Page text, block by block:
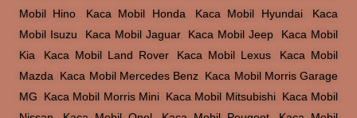
Mobil Hino
Kaca Mobil Honda Kaca Mobil Hyundai, Kaca
Mobil Isuzu
Kaca Mobil Jaguar, Kaca Mobil Jeep
Kaca Mobil
Kia
Kaca Mobil Land Rover, Kaca Mobil Lexus
Kaca Mobil
Mazda
Kaca Mobil Mercedes Benz Kaca Mobil Morris Garage
MG
Kaca Mobil Morris Mini, Kaca Mobil Mitsubishi, Kaca Mobil